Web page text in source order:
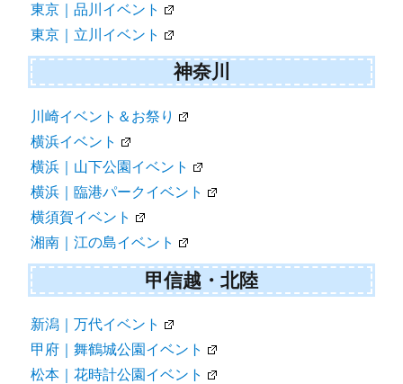
東京｜品川イベント
東京｜立川イベント
神奈川
川崎イベント＆お祭り
横浜イベント
横浜｜山下公園イベント
横浜｜臨港パークイベント
横須賀イベント
湘南｜江の島イベント
甲信越・北陸
新潟｜万代イベント
甲府｜舞鶴城公園イベント
松本｜花時計公園イベント